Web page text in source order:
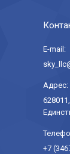
E-mail:
Адрес:
+7